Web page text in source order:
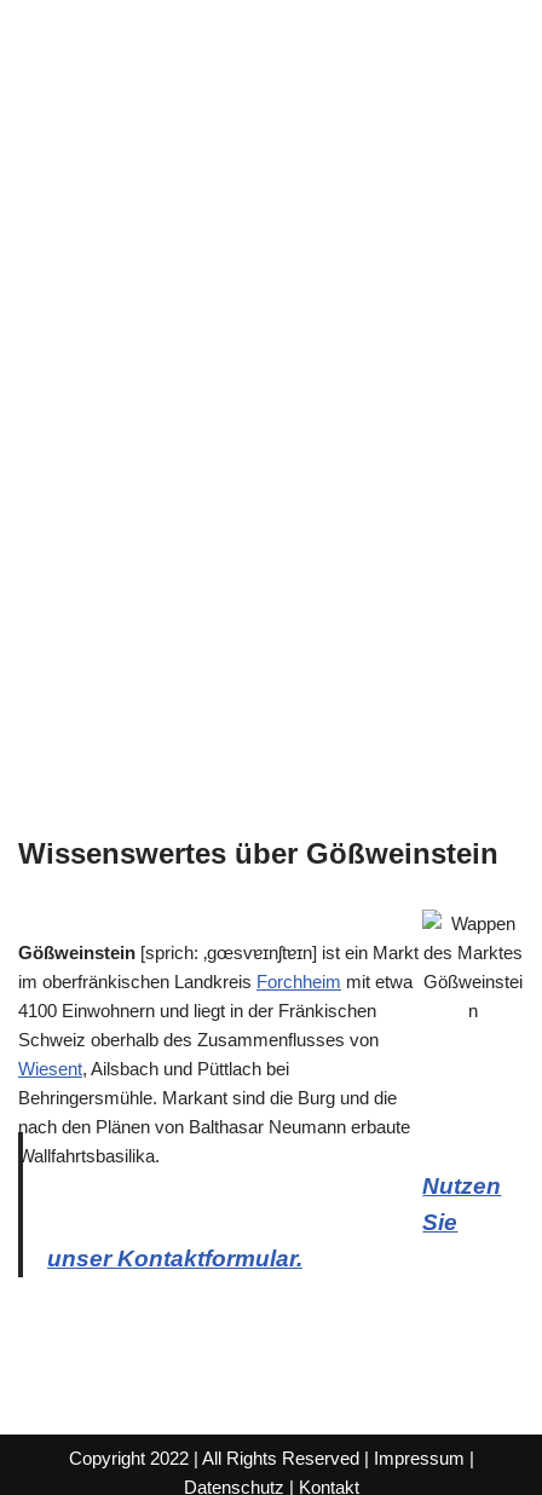
Wissenswertes über Gößweinstein
Gößweinstein [sprich: ‚gœsvɐɪnʃtɐɪn] ist ein Markt
im oberfränkischen Landkreis Forchheim mit etwa
4100 Einwohnern und liegt in der Fränkischen
Schweiz oberhalb des Zusammenflusses von
Wiesent, Ailsbach und Püttlach bei
Behringersmühle. Markant sind die Burg und die
nach den Plänen von Balthasar Neumann erbaute
Wallfahrtsbasilika.
Nutzen
Sie
unser Kontaktformular.
Copyright 2022 | All Rights Reserved | Impressum |
Datenschutz | Kontakt